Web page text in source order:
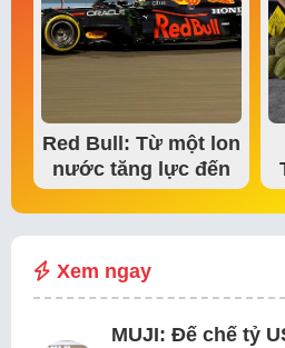
Red Bull: Từ một lon
nước tăng lực đến
đế chế thể…
Xem ngay
MUJI: Đế chế tỷ